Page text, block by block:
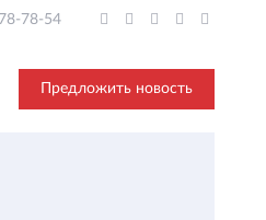
78-54
Предложить новость